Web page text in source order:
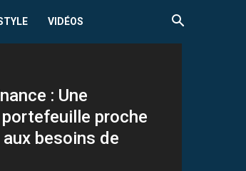
VIDÉOS
: Une
proche
besoins de